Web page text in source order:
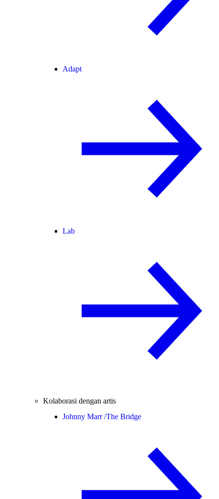
Adapt
Lab
Kolaborasi dengan artis
Johnny Marr /The Bridge